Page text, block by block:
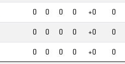
0 0 0 0 +0
0
0 0 0 0 +0
0
0 0 0 0 +0
0